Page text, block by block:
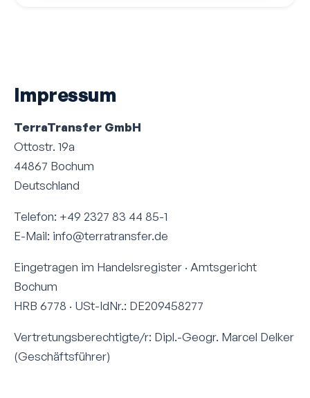
Impressum
TerraTransfer GmbH
Ottostr. 19a
44867 Bochum
Deutschland
Telefon: +49 2327 83 44 85-1
E-Mail: info@terratransfer.de
Eingetragen im Handelsregister · Amtsgericht
Bochum
HRB 6778 · USt-IdNr.: DE209458277
Vertretungsberechtigte/r: Dipl.-Geogr. Marcel Delker
(Geschäftsführer)